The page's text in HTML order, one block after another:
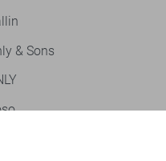
& Sons